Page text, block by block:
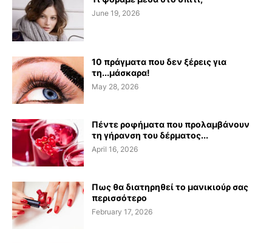
June 19, 2026
10 πράγματα που δεν ξέρεις για
τη...μάσκαρα!
May 28, 2026
Πέντε ροφήματα που προλαμβάνουν
τη γήρανση του δέρματος...
April 16, 2026
Πως θα διατηρηθεί το μανικιούρ σας
περισσότερο
February 17, 2026